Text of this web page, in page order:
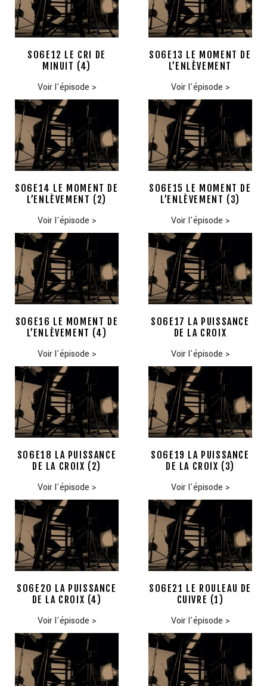
S06E12 LE CRI DE
MINUIT (4)
Voir l'épisode >
S06E13 LE MOMENT DE
L’ENLÈVEMENT
Voir l'épisode >
S06E14 LE MOMENT DE
L’ENLÈVEMENT (2)
Voir l'épisode >
S06E15 LE MOMENT DE
L’ENLÈVEMENT (3)
Voir l'épisode >
S06E16 LE MOMENT DE
L’ENLÈVEMENT (4)
Voir l'épisode >
S06E17 LA PUISSANCE
DE LA CROIX
Voir l'épisode >
S06E18 LA PUISSANCE
DE LA CROIX (2)
Voir l'épisode >
S06E19 LA PUISSANCE
DE LA CROIX (3)
Voir l'épisode >
S06E20 LA PUISSANCE
DE LA CROIX (4)
Voir l'épisode >
S06E21 LE ROULEAU DE
CUIVRE (1)
Voir l'épisode >